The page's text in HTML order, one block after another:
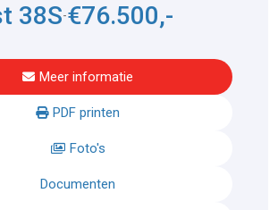
38S-€76.500,-
Meer informatie
PDF printen
Foto's
Documenten